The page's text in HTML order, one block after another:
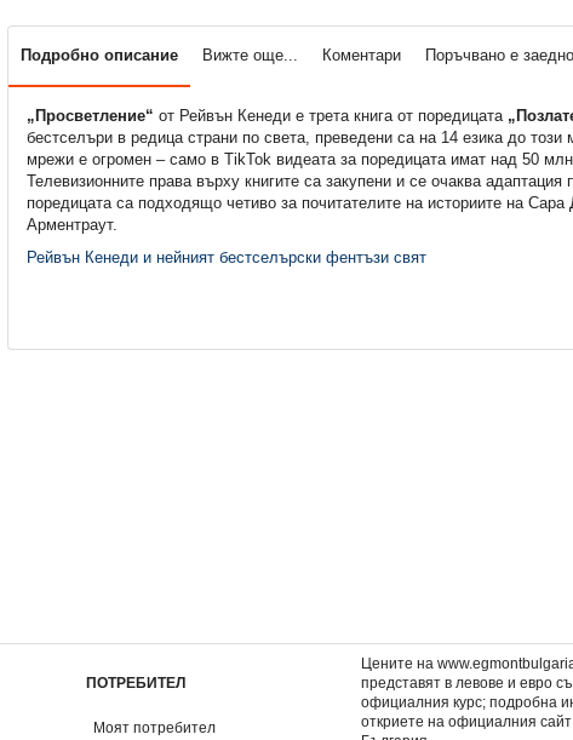
Подробно описание Вижте още... Коментари Поръчвано е
„Просветление“ от Рейвън Кенеди е трета книга от поредицата
бестселъри в редица страни по света, преведени са на 14 езика до този
мрежи е огромен – само в TikTok видеата за поредицата имат над 50
Телевизионните права върху книгите са закупени и се очаква адаптация
поредицата са подходящо четиво за почитателите на историите на
Арментраут.
Рейвън Кенеди и нейният бестселърски фентъзи свят
ПОТРЕБИТЕЛ
Моят потребител
Цените на
представят в левове и евро
официалния курс; подробна
откриете наофициалния сайт